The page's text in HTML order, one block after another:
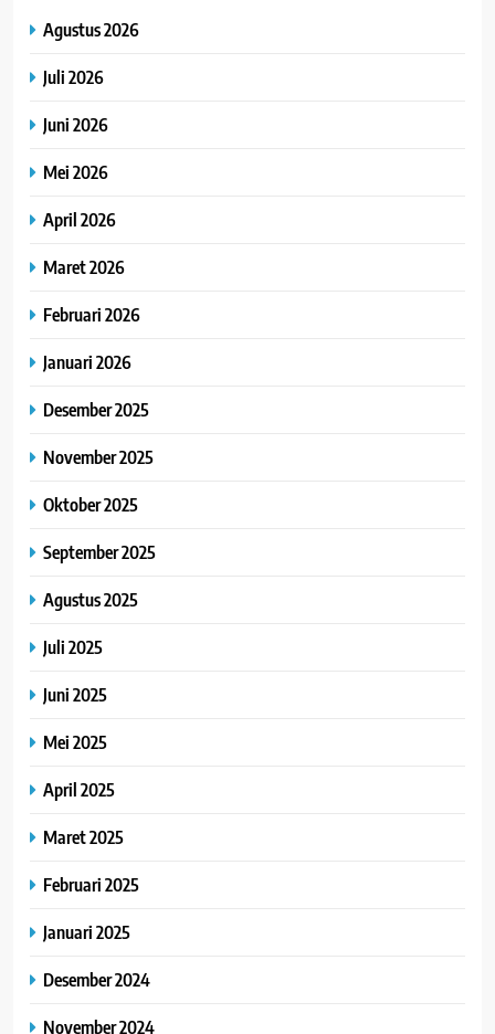
Agustus 2026
Juli 2026
Juni 2026
Mei 2026
April 2026
Maret 2026
Februari 2026
Januari 2026
Desember 2025
November 2025
Oktober 2025
September 2025
Agustus 2025
Juli 2025
Juni 2025
Mei 2025
April 2025
Maret 2025
Februari 2025
Januari 2025
Desember 2024
November 2024